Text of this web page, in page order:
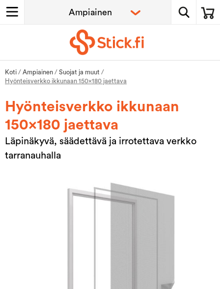
Koti / Ampiainen / Suojat ja muut /
Hyönteisverkko ikkunaan 150x180 jaettava
Hyönteisverkko ikkunaan
150x180 jaettava
Läpinäkyvä, säädettävä ja irrotettava verkko
tarranauhalla